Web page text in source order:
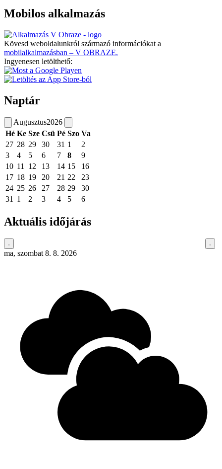
Mobilos alkalmazás
Kövesd weboldalunkról származó információkat a
mobilalkalmazásban – V OBRAZE.
Ingyenesen letölthető:
Naptár
Augusztus2026
Hé Ke Sze Csü Pé Szo Va
27 28 29 30 31 1
2
3
4 5 6 7 8
9
10 11 12 13 14 15
16
17 18 19 20 21 22
23
24 25 26 27 28 29
30
31
1 2 3 4 5 6
Aktuális időjárás
ma, szombat 8. 8. 2026